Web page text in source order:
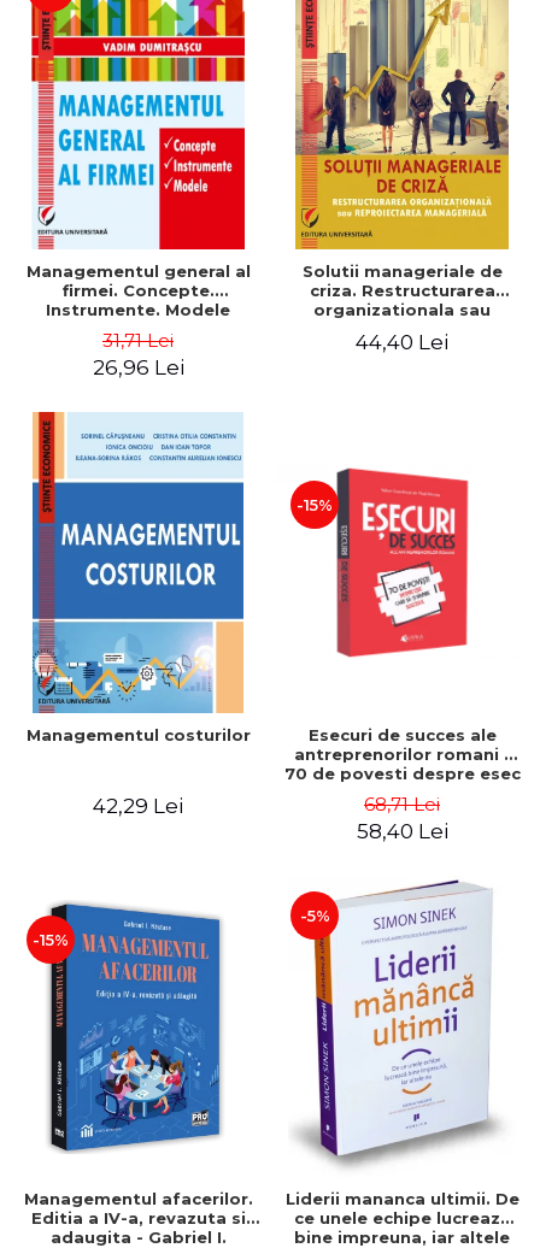
Managementul general al
firmei. Concepte.
Instrumente. Modele
31,71 Lei
26,96 Lei
Solutii manageriale de
criza. Restructurarea
organizationala sau
44,40 Lei
Managementul costurilor
42,29 Lei
-15%
Esecuri de succes ale
antreprenorilor romani -
70 de povesti despre esec
68,71 Lei
58,40 Lei
-15%
Managementul afacerilor.
Editia a IV-a, revazuta si
adaugita - Gabriel I.
-5%
Liderii mananca ultimii. De
ce unele echipe lucreaza
bine impreuna, iar altele